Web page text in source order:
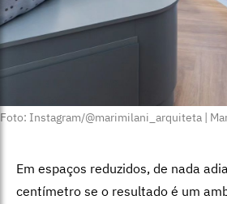
Foto: Instagram/@marimilani_arquiteta |
Em espaços reduzidos, de nada
centímetro se o resultado é um